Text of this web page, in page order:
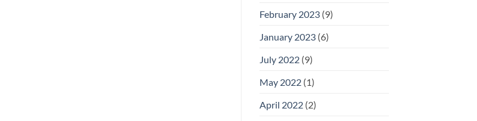
February 2023(9)
January 2023(6)
July 2022(9)
May 2022(1)
April 2022(2)